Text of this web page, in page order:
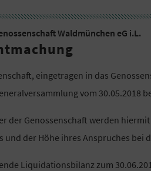
Waldmünchen eG i.L.
eingetragen in das
vom 30.05.2018
der Genossenschaft werden
und der Höhe ihres Anspruches bei
Liquidationsbilanz zum